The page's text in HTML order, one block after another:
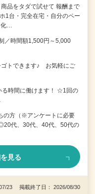
品をタダで試せて 報酬まで
1台・完全在宅・自分のペー
…
／時間額1,500円～5,000
ゴトできます♪ お気軽にご
る時間に働けます！ ☆1回の
の方（※アンケートに必要
代、30代、40代、50代の
見る
23 掲載終了日： 2026/08/30